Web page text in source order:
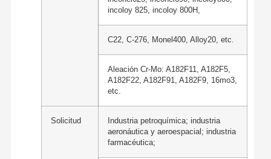
incoloy 825, incoloy 800H,
C22, C-276, Monel400, Alloy20, etc.
Aleación Cr-Mo: A182F11, A182F5,
A182F22, A182F91, A182F9, 16mo3,
etc.
Solicitud
Industria petroquímica; industria
aeronáutica y aeroespacial; industria
farmacéutica;